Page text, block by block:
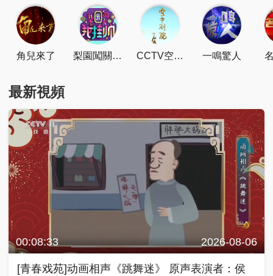
角兒來了
梨園闖關我
CCTV空中
一鳴驚人
最新視頻
00:08:33 2026-08-06
[青春戏苑]动画相声《跳舞迷》 原声表演者：侯